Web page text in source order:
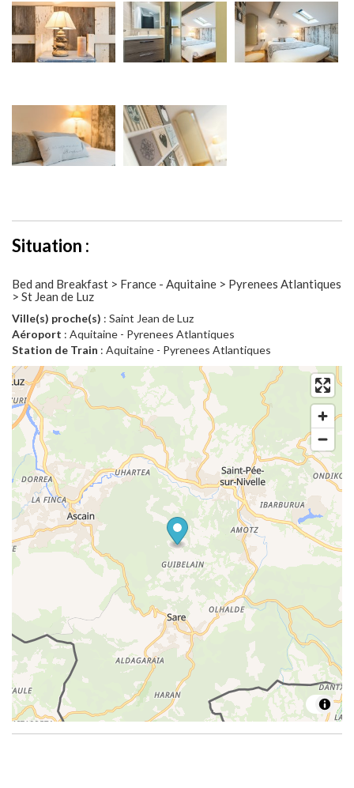
Situation :
Bed and Breakfast > France - Aquitaine > Pyrenees Atlantiques
> St Jean de Luz
Ville(s) proche(s) : Saint Jean de Luz
Aéroport : Aquitaine - Pyrenees Atlantiques
Station de Train : Aquitaine - Pyrenees Atlantiques